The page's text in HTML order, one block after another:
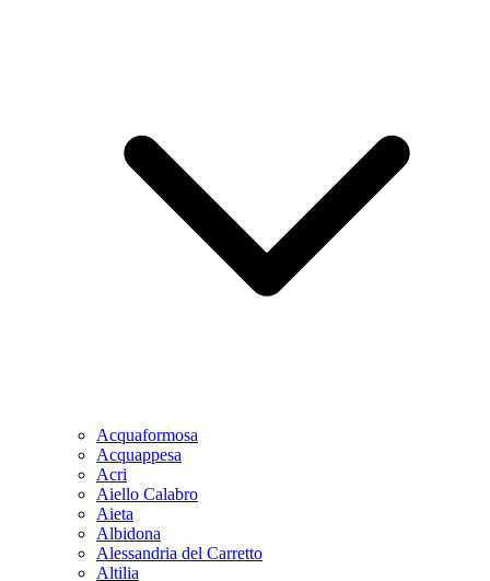
Acquaformosa
Acquappesa
Acri
Aiello Calabro
Aieta
Albidona
Alessandria del Carretto
Altilia